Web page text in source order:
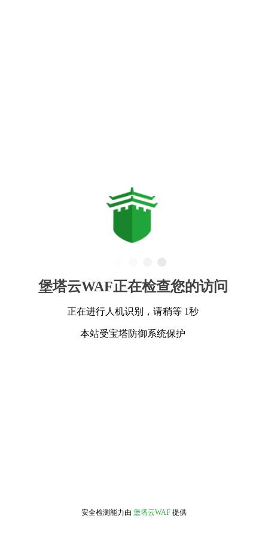
堡塔云WAF正在检查您的访问
正在进行人机识别，请稍等 1秒
本站受宝塔防御系统保护
安全检测能力由 堡塔云WAF 提供